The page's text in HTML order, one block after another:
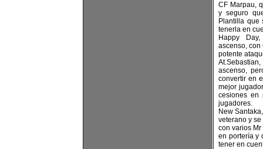
CF Marpau,
y seguro
Plantilla que
tenerla en
Happy
ascenso, con
potente
ascenso,
convertir en
mejor
cesiones en
jugadores.
New
veterano y
con varios
en portería y
tener en